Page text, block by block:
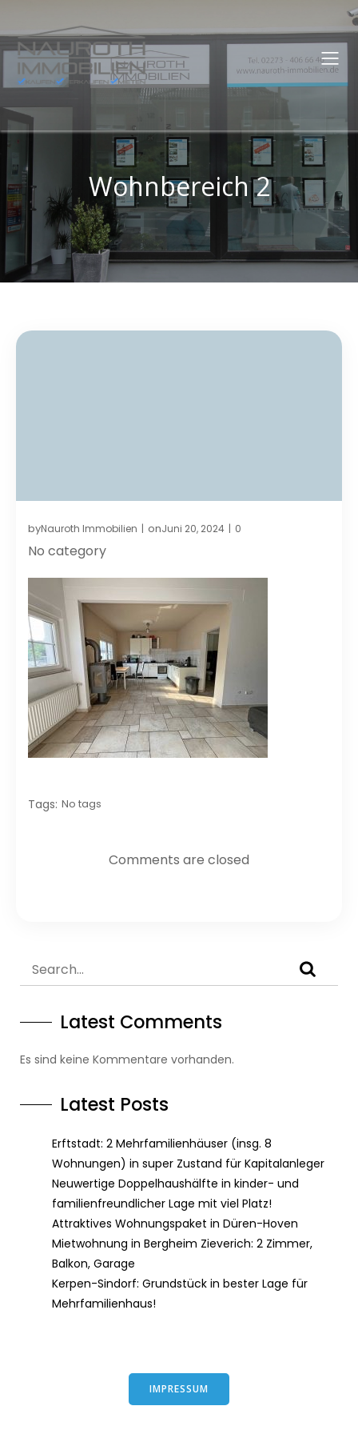
Wohnbereich 2
byNauroth Immobilien | onJuni 20, 2024 | 0
No category
Tags: No tags
Comments are closed
Latest Comments
Es sind keine Kommentare vorhanden.
Latest Posts
Erftstadt: 2 Mehrfamilienhäuser (insg. 8
Wohnungen) in super Zustand für Kapitalanleger
Neuwertige Doppelhaushälfte in kinder- und
familienfreundlicher Lage mit viel Platz!
Attraktives Wohnungspaket in Düren-Hoven
Mietwohnung in Bergheim Zieverich: 2 Zimmer,
Balkon, Garage
Kerpen-Sindorf: Grundstück in bester Lage für
Mehrfamilienhaus!
IMPRESSUM